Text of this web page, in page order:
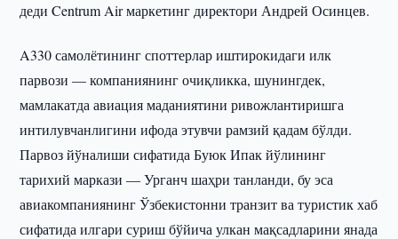
деди Centrum Air маркетинг директори Андрей Осинцев.
A330 самолётининг споттерлар иштирокидаги илк
парвози — компаниянинг очиқликка, шунингдек,
мамлакатда авиация маданиятини ривожлантиришга
интилувчанлигини ифода этувчи рамзий қадам бўлди.
Парвоз йўналиши сифатида Буюк Ипак йўлининг
тарихий маркази — Урганч шаҳри танланди, бу эса
авиакомпаниянинг Ўзбекистонни транзит ва туристик хаб
сифатида илгари суриш бўйича улкан мақсадларини янада